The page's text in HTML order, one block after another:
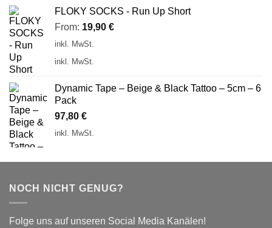
FLOKY SOCKS - Run Up Short
From: 19,90 €
inkl. MwSt.
inkl. MwSt.
Dynamic Tape – Beige & Black Tattoo – 5cm – 6
Pack
97,80 €
inkl. MwSt.
NOCH NICHT GENUG?
Folge uns auf unseren Social Media Kanälen!